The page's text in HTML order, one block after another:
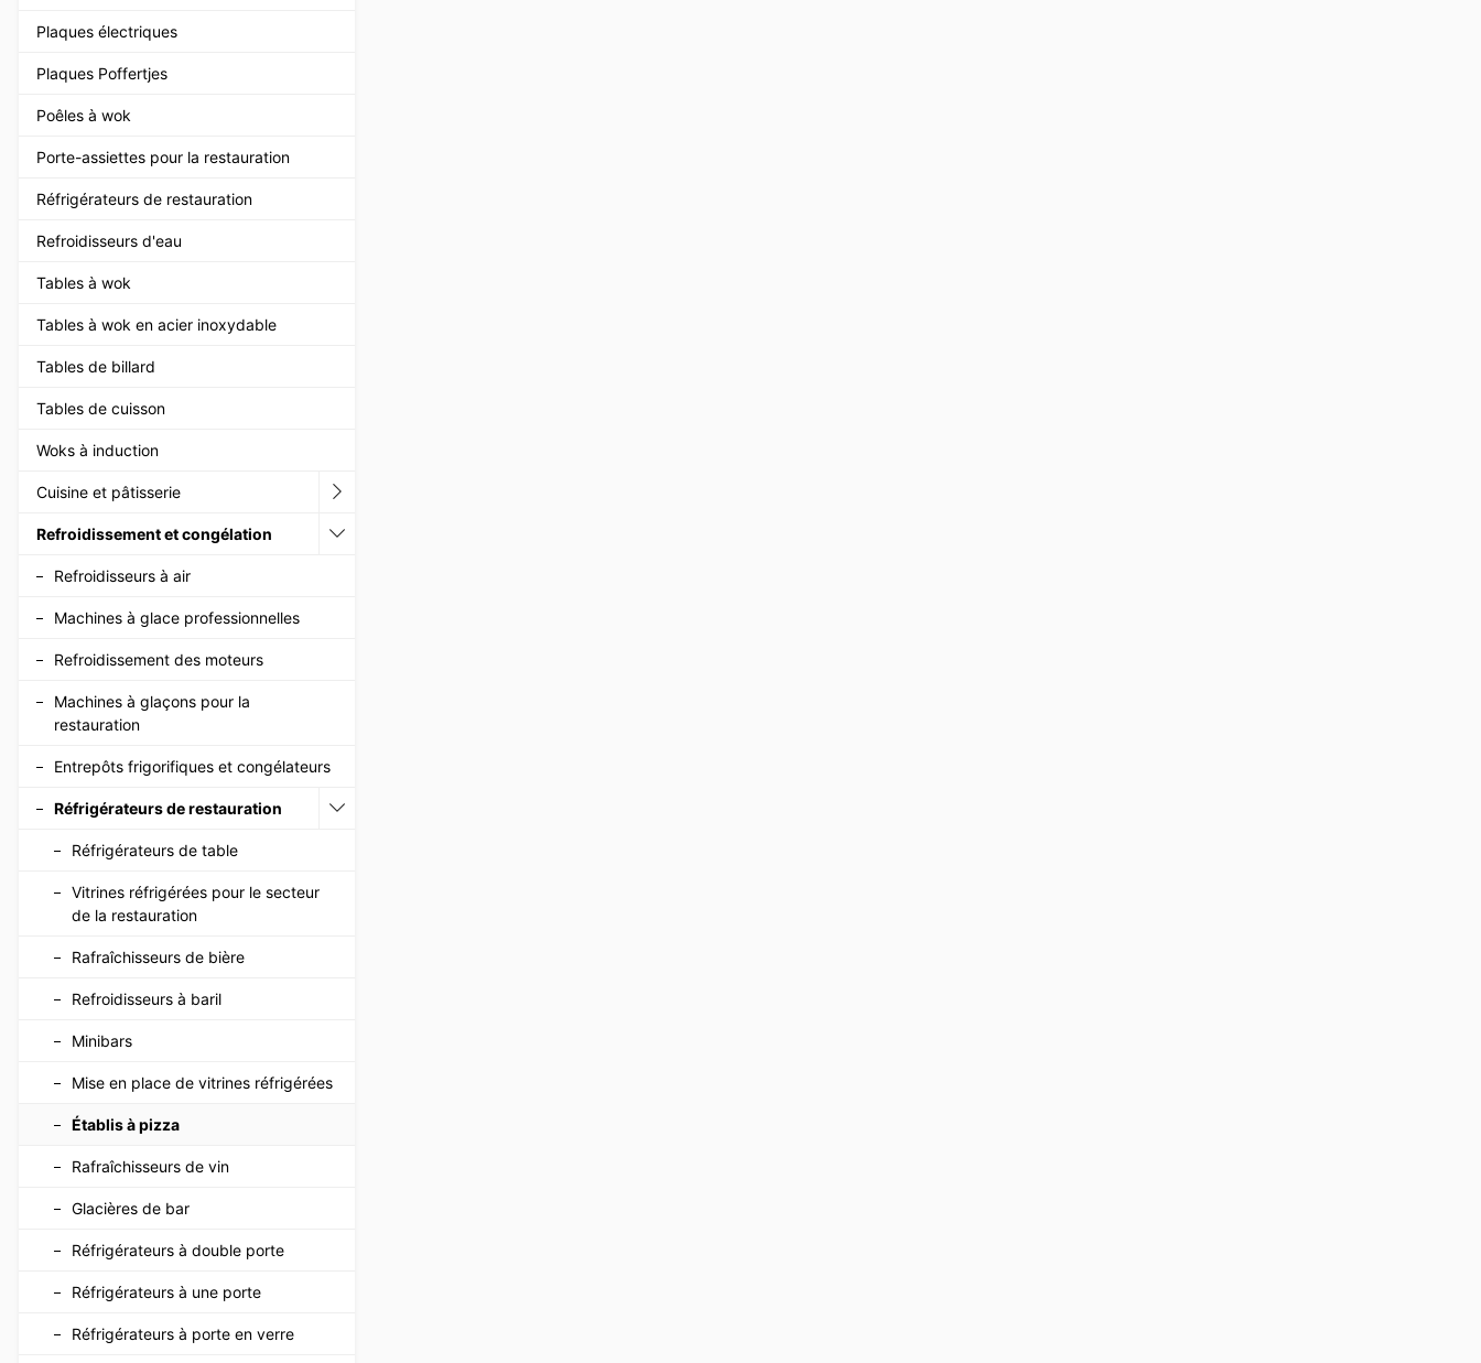
Plaques électriques
Plaques Poffertjes
Poêles à wok
Porte-assiettes pour la restauration
Réfrigérateurs de restauration
Refroidisseurs d'eau
Tables à wok
Tables à wok en acier inoxydable
Tables de billard
Tables de cuisson
Woks à induction
Cuisine et pâtisserie
Refroidissement et congélation
Refroidisseurs à air
Machines à glace professionnelles
Refroidissement des moteurs
Machines à glaçons pour la
restauration
Entrepôts frigorifiques et congélateurs
Réfrigérateurs de restauration
Réfrigérateurs de table
Vitrines réfrigérées pour le secteur
de la restauration
Rafraîchisseurs de bière
Refroidisseurs à baril
Minibars
Mise en place de vitrines réfrigérées
Établis à pizza
Rafraîchisseurs de vin
Glacières de bar
Réfrigérateurs à double porte
Réfrigérateurs à une porte
Réfrigérateurs à porte en verre